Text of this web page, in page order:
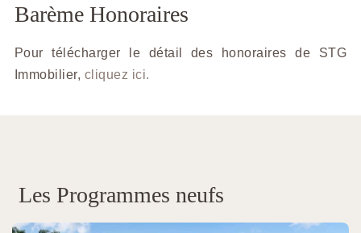
Barème Honoraires
Pour télécharger le détail des honoraires de STG
Immobilier, cliquez ici.
Les Programmes neufs